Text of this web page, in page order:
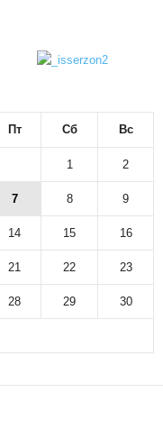
Пт Сб Вс
1 2
7 8 9
14 15 16
21 22 23
28 29 30